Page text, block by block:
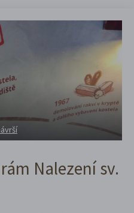
Nalezení sv.